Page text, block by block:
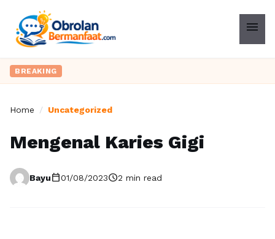
menu
BREAKING
Home / Uncategorized
Mengenal Karies Gigi
Bayucalendar_today01/08/2023schedule2 min read